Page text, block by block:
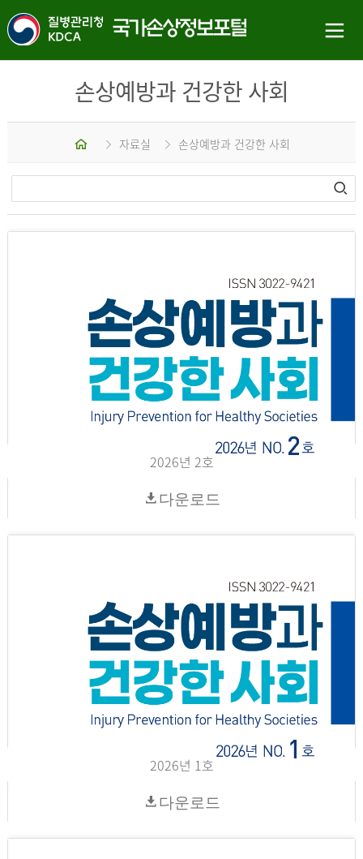
손상예방과 건강한 사회
홈 자료실 손상예방과 건강한 사회
2026년 2호
다운로드
2026년 1호
다운로드